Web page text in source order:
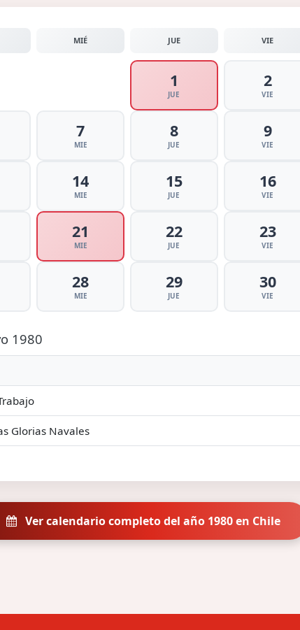
MIÉ JUE VIE
1
JUE
2
VIE
7
MIE
8
JUE
9
VIE
14
MIE
15
JUE
16
VIE
21
MIE
22
JUE
23
VIE
28
MIE
29
JUE
30
VIE
1980
Glorias Navales
Ver calendario completo del año 1980 en Chile